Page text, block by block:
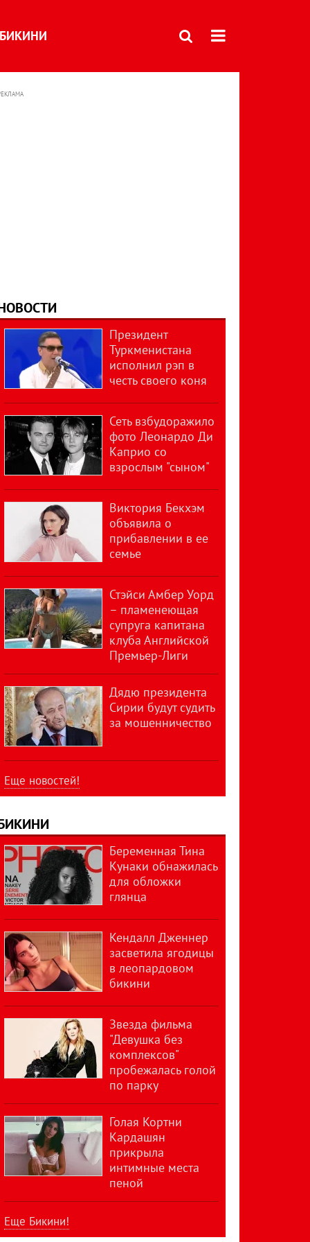
БИКИНИ
Президент
Туркменистана
исполнил рэп в
честь своего коня
Сеть взбудоражило
фото Леонардо Ди
Каприо со
взрослым "сыном"
Виктория Бекхэм
объявила о
прибавлении в ее
семье
Стэйси Амбер Уорд
– пламенеющая
супруга капитана
клуба Английской
Премьер-Лиги
Дядю президента
Сирии будут судить
за мошенничество
Еще новостей!
Беременная Тина
Кунаки обнажилась
для обложки
глянца
Кендалл Дженнер
засветила ягодицы
в леопардовом
бикини
Звезда фильма
"Девушка без
комплексов"
пробежалась голой
по парку
Голая Кортни
Кардашян
прикрыла
интимные места
пеной
Еще Бикини!